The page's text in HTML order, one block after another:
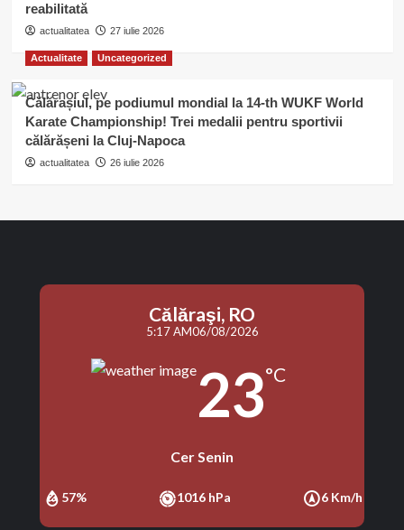
reabilitată
actualitatea 27 iulie 2026
Actualitate Uncategorized
Călărașiul, pe podiumul mondial la 14-th WUKF World
Karate Championship! Trei medalii pentru sportivii
călărășeni la Cluj-Napoca
actualitatea 26 iulie 2026
Călăraşi, RO
5:17 AM06/08/2026
23°C
Cer Senin
57% 1016 hPa 6 Km/h